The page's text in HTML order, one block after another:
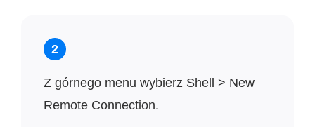
2
Z górnego menu wybierz Shell > New
Remote Connection.